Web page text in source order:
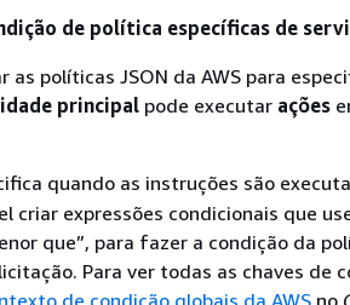
de política específicas de
políticas JSON da AWS para
principal pode executar ações
quando as instruções são
criar expressões condicionais que
que”, para fazer a condição da
Para ver todas as chaves de
de condição globais da AWS no